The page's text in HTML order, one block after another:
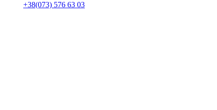
+38(073) 576 63 03